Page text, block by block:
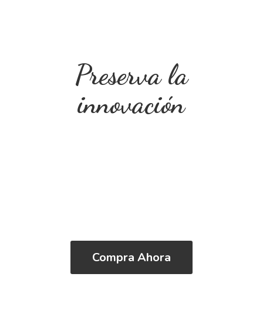
Preservala
innovación
Compra Ahora